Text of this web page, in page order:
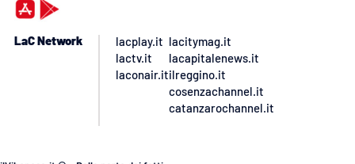
LaC Network
lacplay.it
lactv.it
laconair.it
lacitymag.it
lacapitalenews.it
ilreggino.it
cosenzachannel.it
catanzarochannel.it